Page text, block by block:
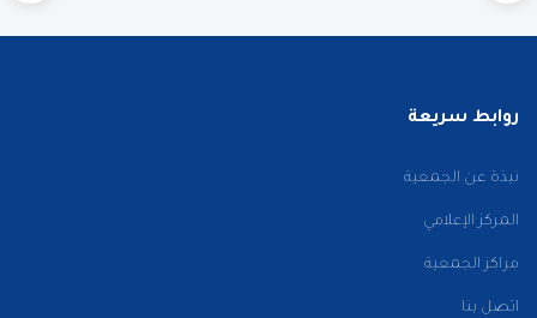
روابط سريعة
نبذة عن الجمعية
المركز الإعلامي
مراكز الجمعية
اتصل بنا